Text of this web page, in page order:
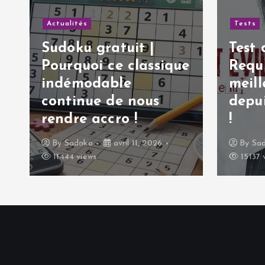
c
l
e
Actualités
Sudoku gratuit |
Pourquoi ce classique
indémodable
continue de nous
rendre accro !
BySadako
avril 11, 2026
11444 views
Tests
Test
!
By
15137